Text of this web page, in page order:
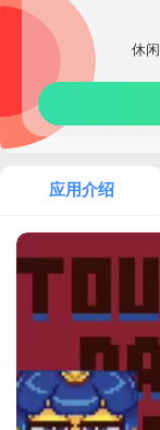
休
应用介绍